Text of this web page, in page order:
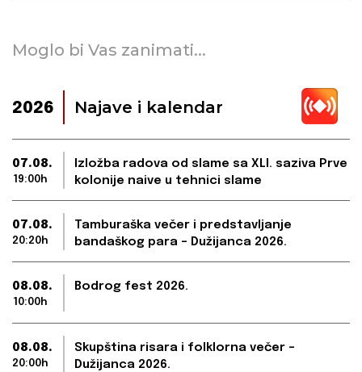
Moglo bi Vas zanimati...
2026 Najave i kalendar
07.08.
19:00h
Izložba radova od slame sa XLI. saziva Prve
kolonije naive u tehnici slame
07.08.
20:20h
Tamburaška večer i predstavljanje
bandaškog para – Dužijanca 2026.
08.08.
10:00h
Bodrog fest 2026.
08.08.
20:00h
Skupština risara i folklorna večer –
Dužijanca 2026.